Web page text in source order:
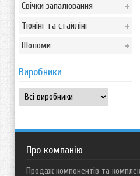
Свічки запалювання
Тюнінг та стайлінг
Шоломи
Виробники
Про компанію
Продаж компонентів та